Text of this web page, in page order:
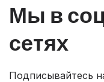
Мы в
сетях
Подписывайтесь